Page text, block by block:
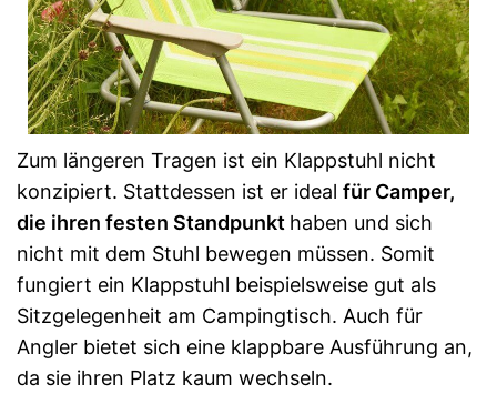
Zum längeren Tragen ist ein Klappstuhl nicht
konzipiert. Stattdessen ist er ideal für Camper,
die ihren festen Standpunkt haben und sich
nicht mit dem Stuhl bewegen müssen. Somit
fungiert ein Klappstuhl beispielsweise gut als
Sitzgelegenheit am Campingtisch. Auch für
Angler bietet sich eine klappbare Ausführung an,
da sie ihren Platz kaum wechseln.